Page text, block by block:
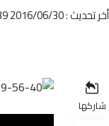
أخر تحديث : 2016/06/30 at 8:39 مساءً
شاركها